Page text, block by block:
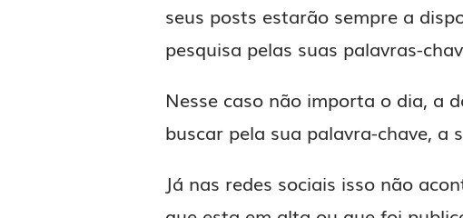
seus posts estarão sempre a
pesquisa pelas suas palavras-
Nesse caso não importa o dia, a
buscar pela sua palavra-chave, a
Já nas redes sociais isso não